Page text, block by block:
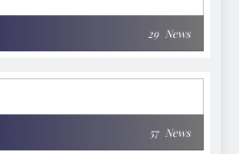
29 News
57 News